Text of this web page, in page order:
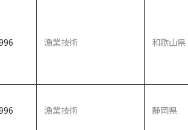
漁業技術 和歌山県
漁業技術 静岡県